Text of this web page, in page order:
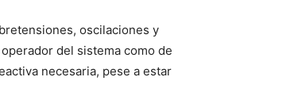
oscilaciones y
del sistema como de
necesaria, pese a estar